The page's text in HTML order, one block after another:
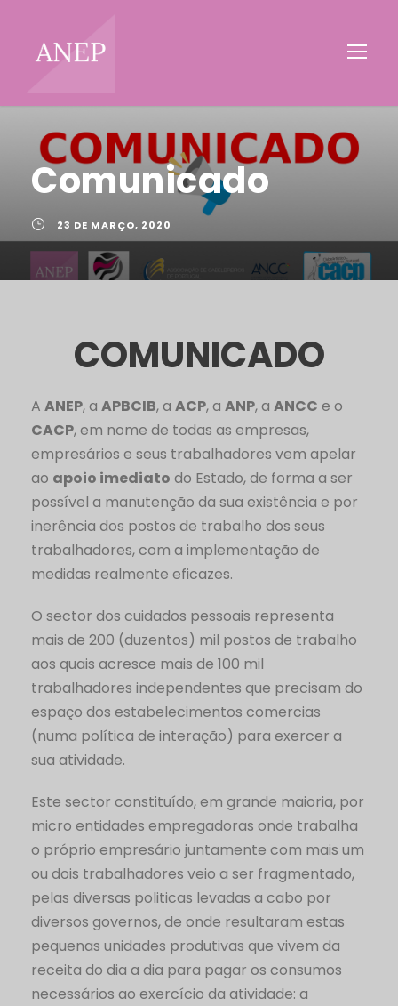
Comunicado
23 DE MARÇO, 2020
COMUNICADO
A ANEP, a APBCIB, a ACP, a ANP, a ANCC e o
CACP, em nome de todas as empresas,
empresários e seus trabalhadores vem apelar
ao apoio imediato do Estado, de forma a ser
possível a manutenção da sua existência e por
inerência dos postos de trabalho dos seus
trabalhadores, com a implementação de
medidas realmente eficazes.
O sector dos cuidados pessoais representa
mais de 200 (duzentos) mil postos de trabalho
aos quais acresce mais de 100 mil
trabalhadores independentes que precisam do
espaço dos estabelecimentos comercias
(numa política de interação) para exercer a
sua atividade.
Este sector constituído, em grande maioria, por
micro entidades empregadoras onde trabalha
o próprio empresário juntamente com mais um
ou dois trabalhadores veio a ser fragmentado,
pelas diversas politicas levadas a cabo por
diversos governos, de onde resultaram estas
pequenas unidades produtivas que vivem da
receita do dia a dia para pagar os consumos
necessários ao exercício da atividade: a